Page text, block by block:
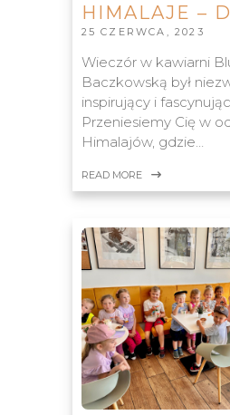
HIMALAJE –
25 CZERWCA, 2023
Wieczór w kawiarni
Baczkowską był
inspirujący i
Przeniesiemy Cię w
Himalajów, gdzie…
READ MORE